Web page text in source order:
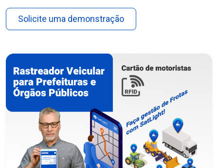
Solicite uma demonstração